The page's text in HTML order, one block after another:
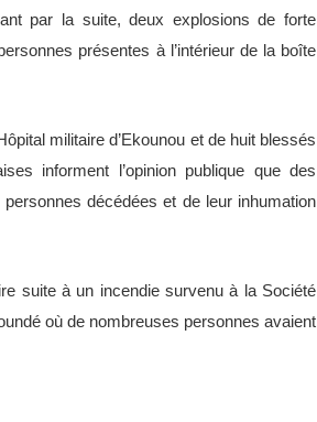
par la suite, deux explosions de forte
présentes à l’intérieur de la boîte
militaire d’Ekounou et de huit blessés
informent l’opinion publique que des
décédées et de leur inhumation
suite à un incendie survenu à la Société
où de nombreuses personnes avaient